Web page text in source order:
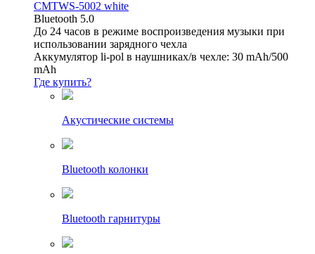
CMTWS-5002 white
Bluetooth 5.0
До 24 часов в режиме воспроизведения музыки при
использовании зарядного чехла
Аккумулятор li-pol в наушниках/в чехле: 30 mAh/500
mAh
Где купить?
Акустические системы
Bluetooth колонки
Bluetooth гарнитуры